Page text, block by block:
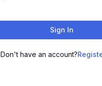
Sign In
Don't have an account?